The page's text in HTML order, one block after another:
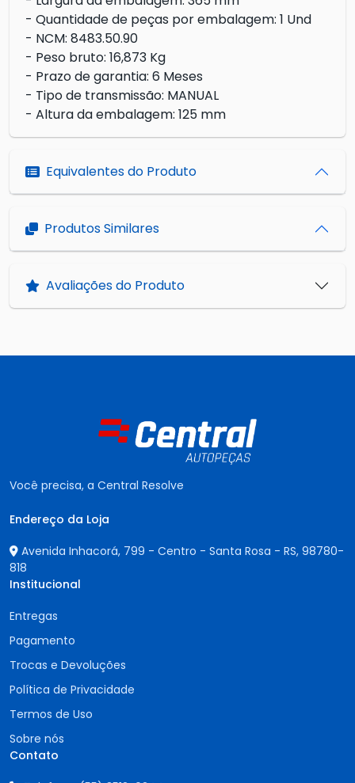
- Quantidade de peças por embalagem: 1 Und
- NCM: 8483.50.90
- Peso bruto: 16,873 Kg
- Prazo de garantia: 6 Meses
- Tipo de transmissão: MANUAL
- Altura da embalagem: 125 mm
Equivalentes do Produto
Produtos Similares
Avaliações do Produto
Você precisa, a Central Resolve
Endereço da Loja
Avenida Inhacorá, 799 - Centro - Santa Rosa - RS, 98780-
818
Institucional
Entregas
Pagamento
Trocas e Devoluções
Política de Privacidade
Termos de Uso
Sobre nós
Contato